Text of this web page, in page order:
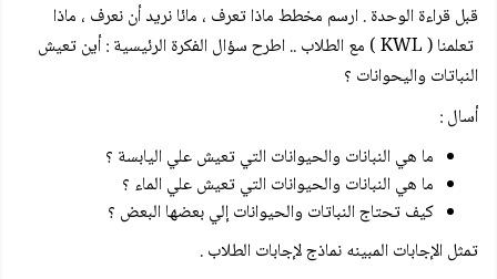
قبل قراءة الوحدة . ارسم مخطط ماذا تعرف ، مائا نريد أن نعرف ، ماذا
تعلمنا ( KWL ) مع الطلاب .. اطرح سؤال الفكرة الرئيسية : أين تعيش
النباتات واليحوانات ؟
أسال :
ما هي النبانات والحيوانات التي تعيش علي اليابسة ؟
ما هي النبانات والحيوانات التي تعيش علي الماء ؟
كيف تحتاج النباتات والحيوانات إلي بعضها البعض ؟
تمثل الإجابات المبينه نماذج لإجابات الطلاب .